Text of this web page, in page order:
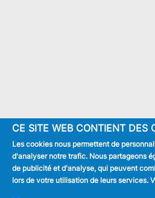
CE SITE WEB CONTIENT DES
Les cookies nous permettent de
d'analyser notre trafic. Nous partageons
de publicité et d'analyse, qui peuvent
lors de votre utilisation de leurs services.